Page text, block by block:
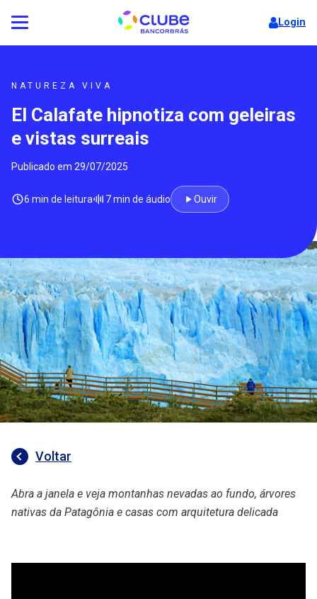
Login
NATUREZA VIVA
El Calafate hipnotiza com geleiras
e vistas surreais
Publicado em 29/07/2025
6 min de leitura 7 min de áudio Ouvir
Voltar
Abra a janela e veja montanhas nevadas ao fundo, árvores
nativas da Patagônia e casas com arquitetura delicada